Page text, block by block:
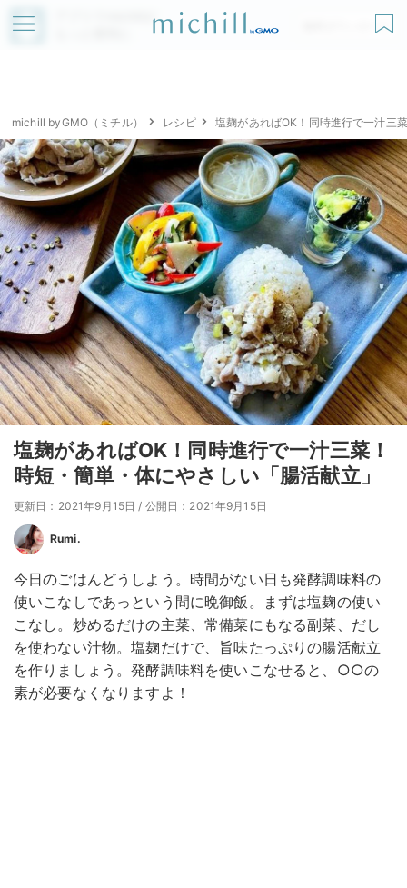
アプリでmichillが
無料ダウンロード
michill byGMO（ミチル） レシピ 塩麹があればOK！同時進行で一汁三
塩麹があればOK！同時進行で一汁三菜！
時短・簡単・体にやさしい「腸活献立」
更新日：2021年9月15日 / 公開日：2021年9月15日
Rumi.
今日のごはんどうしよう。時間がない日も発酵調味料の
使いこなしであっという間に晩御飯。まずは塩麹の使い
こなし。炒めるだけの主菜、常備菜にもなる副菜、だし
を使わない汁物。塩麹だけで、旨味たっぷりの腸活献立
を作りましょう。発酵調味料を使いこなせると、○○の
素が必要なくなりますよ！